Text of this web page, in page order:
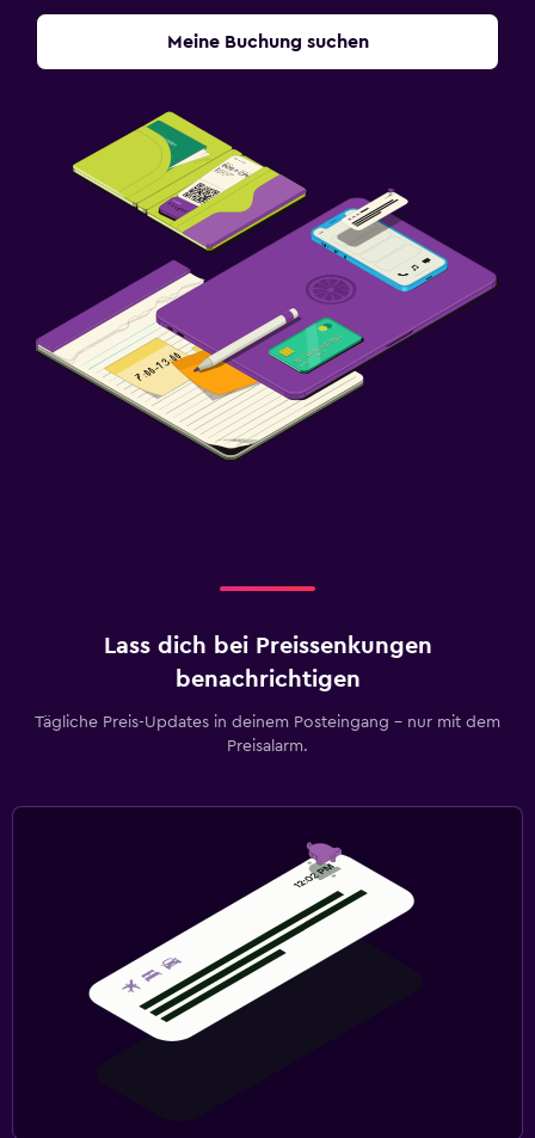
Meine Buchung suchen
Lass dich bei Preissenkungen
benachrichtigen
Tägliche Preis-Updates in deinem Posteingang – nur mit dem
Preisalarm.